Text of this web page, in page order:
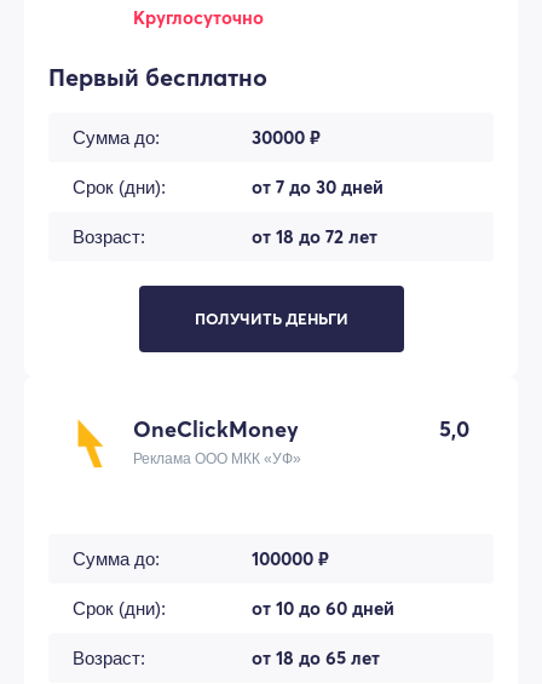
Круглосуточно
Первый бесплатно
Сумма до: 30000 ₽
Срок (дни): от 7 до 30 дней
Возраст: от 18 до 72 лет
ПОЛУЧИТЬ ДЕНЬГИ
OneClickMoney 5,0
Реклама ООО МКК «УФ»
Сумма до: 100000 ₽
Срок (дни): от 10 до 60 дней
Возраст: от 18 до 65 лет